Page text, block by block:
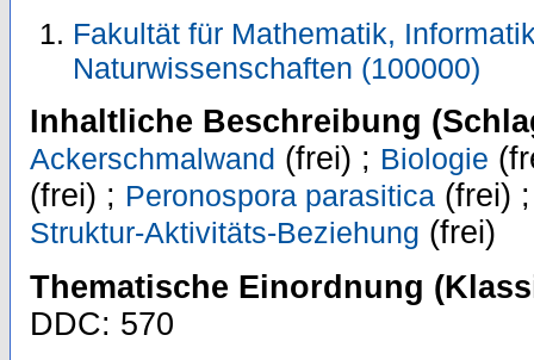
Fakultät für Mathematik,
Naturwissenschaften (100000)
Inhaltliche Beschreibung
Ackerschmalwand (frei) ; Biologie
(frei) ; Peronospora parasitica (frei)
Struktur-Aktivitäts-Beziehung (frei)
Thematische Einordnung
DDC: 570